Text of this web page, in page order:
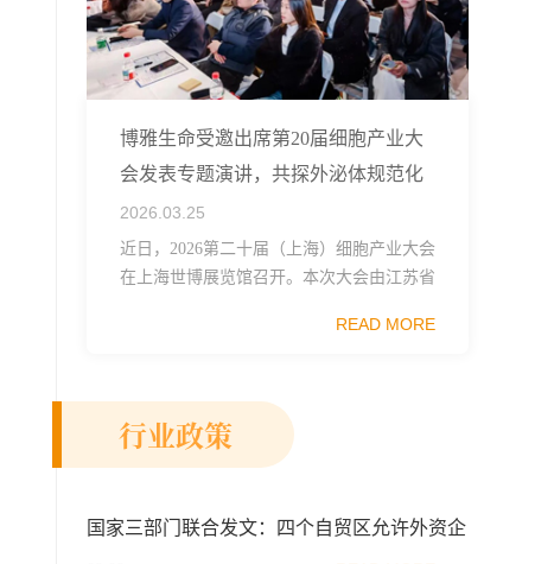
博雅生命受邀出席第20届细胞产业大
会发表专题演讲，共探外泌体规范化
发展
2026.03.25
近日，2026第二十届（上海）细胞产业大会
在上海世博展览馆召开。本次大会由江苏省
促进会细胞医药分会、武汉东湖国家自主创
READ MORE
行业政策
国家三部门联合发文：四个自贸区允许外资企